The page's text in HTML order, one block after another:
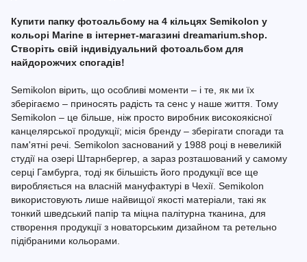
Купити папку фотоальбому на 4 кільцях Semikolon у
кольорі Marine в інтернет-магазині dreamarium.shop.
Створіть свій індивідуальний фотоальбом для
найдорожчих спогадів!
Semikolon вірить, що особливі моменти – і те, як ми їх
зберігаємо – приносять радість та сенс у наше життя. Тому
Semikolon – це більше, ніж просто виробник високоякісної
канцелярської продукції; місія бренду – зберігати спогади та
пам'ятні речі. Semikolon заснований у 1988 році в невеликій
студії на озері Штарнбергер, а зараз розташований у самому
серці Гамбурга, тоді як більшість його продукції все ще
виробляється на власній мануфактурі в Чехії. Semikolon
використовують лише найвищої якості матеріали, такі як
тонкий шведський папір та міцна палітурна тканина, для
створення продукції з новаторським дизайном та ретельно
підібраними кольорами.